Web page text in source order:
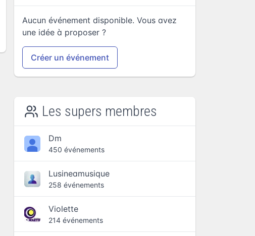
Aucun événement disponible. Vous avez
une idée à proposer ?
Créer un événement
Les supers membres
Dm
450 événements
Lusineamusique
258 événements
Violette
214 événements